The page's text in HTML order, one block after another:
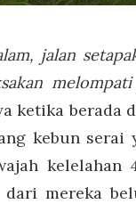
jalan
ketika berada
kebun
mereka